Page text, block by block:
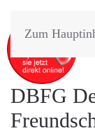
Zum
DBFG